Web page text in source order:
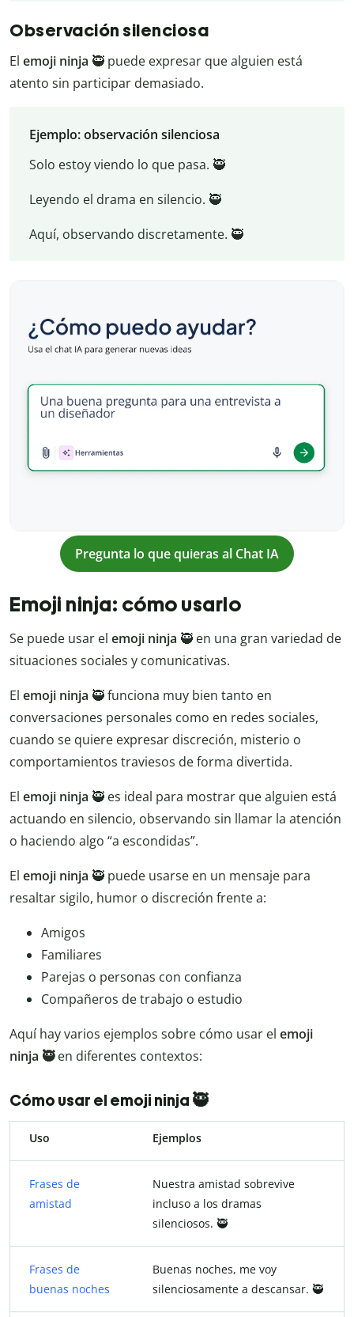
Observación silenciosa
El emoji ninja 🥷 puede expresar que alguien está
atento sin participar demasiado.
Ejemplo: observación silenciosa
Solo estoy viendo lo que pasa. 🥷
Leyendo el drama en silencio. 🥷
Aquí, observando discretamente. 🥷
Pregunta lo que quieras al Chat IA
Emoji ninja: cómo usarlo
Se puede usar el emoji ninja 🥷 en una gran variedad de
situaciones sociales y comunicativas.
El emoji ninja 🥷 funciona muy bien tanto en
conversaciones personales como en redes sociales,
cuando se quiere expresar discreción, misterio o
comportamientos traviesos de forma divertida.
El emoji ninja 🥷 es ideal para mostrar que alguien está
actuando en silencio, observando sin llamar la atención
o haciendo algo “a escondidas”.
El emoji ninja 🥷 puede usarse en un mensaje para
resaltar sigilo, humor o discreción frente a:
Amigos
Familiares
Parejas o personas con confianza
Compañeros de trabajo o estudio
Aquí hay varios ejemplos sobre cómo usar el emoji
ninja 🥷en diferentes contextos:
Cómo usar el emoji ninja 🥷
Uso Ejemplos
Frases de
amistad
Nuestra amistad sobrevive
incluso a los dramas
silenciosos. 🥷
Frases de
buenas noches
Buenas noches, me voy
silenciosamente a descansar. 🥷